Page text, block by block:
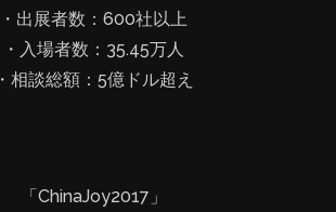
・出展者数：600社以上
・入場者数：35.45万人
・相談総額：5億ドル超え
「ChinaJoy2017」